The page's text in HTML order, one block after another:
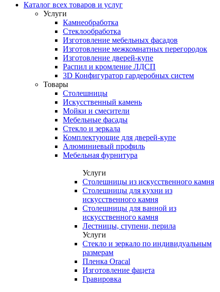
Каталог всех товаров и услуг
Услуги
Камнеобработка
Стеклообработка
Изготовление мебельных фасадов
Изготовление межкомнатных перегородок
Изготовление дверей-купе
Распил и кромление ЛДСП
3D Конфигуратор гардеробных систем
Товары
Столешницы
Искусственный камень
Мойки и смесители
Мебельные фасады
Стекло и зеркала
Комплектующие для дверей-купе
Алюминиевый профиль
Мебельная фурнитура
Услуги
Столешницы из искусственного камня
Столешницы для кухни из
искусственного камня
Столешницы для ванной из
искусственного камня
Лестницы, ступени, перила
Услуги
Стекло и зеркало по индивидуальным
размерам
Пленка Oracal
Изготовление фацета
Гравировка